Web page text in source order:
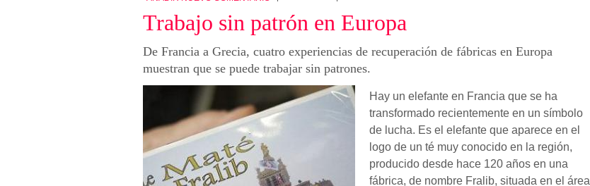
Trabajo sin patrón en Europa
De Francia a Grecia, cuatro experiencias de recuperación de fábricas en Europa
muestran que se puede trabajar sin patrones.
Hay un elefante en Francia que se ha
transformado recientemente en un símbolo
de lucha. Es el elefante que aparece en el
logo de un té muy conocido en la región,
producido desde hace 120 años en una
fábrica, de nombre Fralib, situada en el área